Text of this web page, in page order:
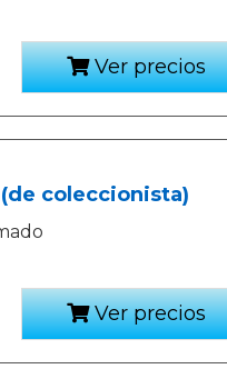
Ver precios
coleccionista)
Ver precios